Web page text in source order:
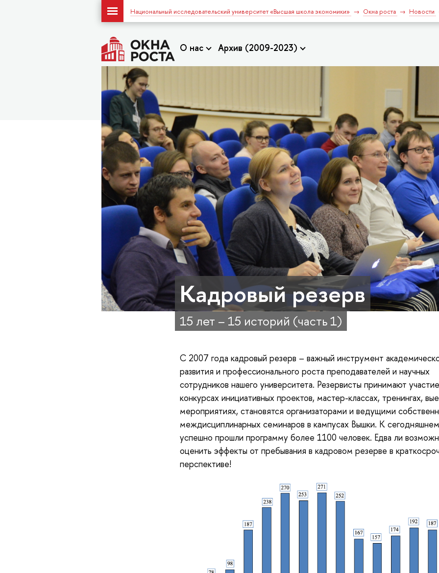
Национальный исследовательский университет «Высшая школа экономики» Окна роста Новости
О нас Архив (2009-2023)
Кадровый резерв
15 лет – 15 историй (часть 1)
С 2007 года кадровый резерв – важный инструмент
развития и профессионального роста преподавателей и научных
сотрудников нашего университета. Резервисты принимают
конкурсах инициативных проектов, мастер-классах, тренингах,
мероприятиях, становятся организаторами и ведущими
междисциплинарных семинаров в кампусах Вышки. К
успешно прошли программу более 1100 человек. Едва ли
оценить эффекты от пребывания в кадровом резерве в
перспективе!